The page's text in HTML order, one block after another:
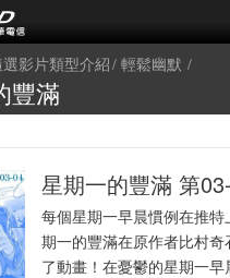
影片類型介紹 輕鬆幽默
豐滿
星期一的豐滿 第
每個星期一早晨慣例在推
期一的豐滿在原作者比村
了動畫！在憂鬱的星期一